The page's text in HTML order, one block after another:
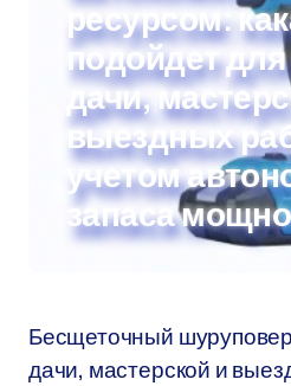
ресурсом:
подойдет
дачи,
выездных
учетом
запаса
Бесщеточный
дачи, мастерской и